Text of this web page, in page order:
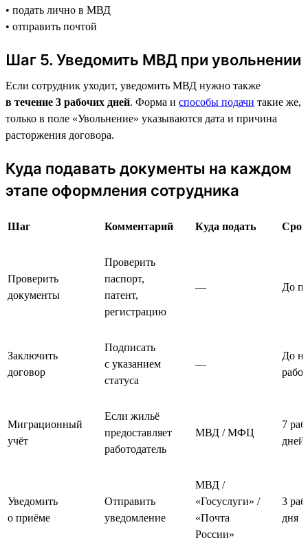
• подать лично в МВД
• отправить почтой
Шаг 5. Уведомить МВД при увольнении
Если сотрудник уходит, уведомить МВД нужно также
в течение 3 рабочих дней. Форма и способы подачи такие же,
только в поле «Увольнение» указываются дата и причина
расторжения договора.
Куда подавать документы на каждом
этапе оформления сотрудника
Шаг Комментарий Куда подать Срок
Проверить
документы
Проверить
паспорт,
патент,
регистрацию
— До
Заключить
договор
Подписать
с указанием
статуса
—
До
Миграционный
учёт
Если жильё
предоставляет
работодатель
МВД / МФЦ
7
дней
Уведомить
о приёме
Отправить
уведомление
МВД /
«Госуслуги» /
«Почта
России»
3
дня